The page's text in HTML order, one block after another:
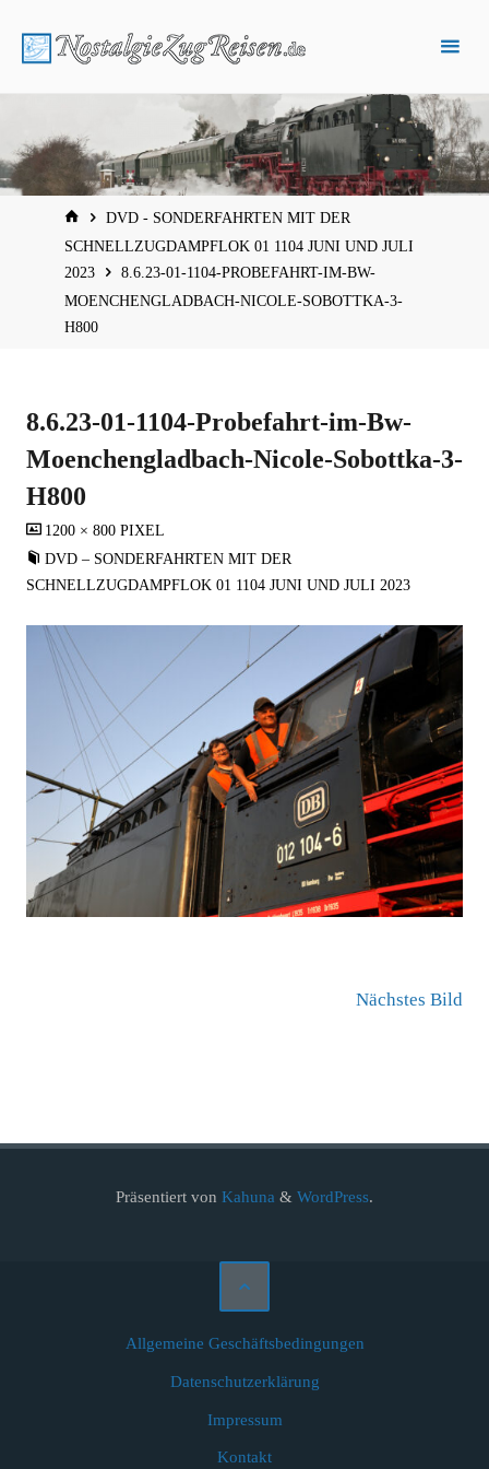
Inhalt
START
DVD - SONDERFAHRTEN MIT DER
SCHNELLZUGDAMPFLOK 01 1104 JUNI UND JULI
2023
8.6.23-01-1104-PROBEFAHRT-IM-BW-
MOENCHENGLADBACH-NICOLE-SOBOTTKA-3-
H800
8.6.23-01-1104-Probefahrt-im-Bw-
Moenchengladbach-Nicole-Sobottka-3-
H800
VOLLSTÄNDIGE
GRÖSSE
1200 × 800PIXEL
DVD – SONDERFAHRTEN MIT DER
SCHNELLZUGDAMPFLOK 01 1104 JUNI UND JULI 2023
Nächstes Bild
Präsentiert von Kahuna & WordPress.
Allgemeine Geschäftsbedingungen
Datenschutzerklärung
Impressum
Kontakt